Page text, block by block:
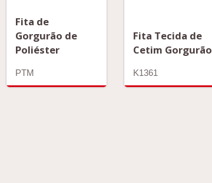
Fita de
Gorgurão de
Poliéster
PTM
Fita Tecida de
Cetim Gorgurão
K1361